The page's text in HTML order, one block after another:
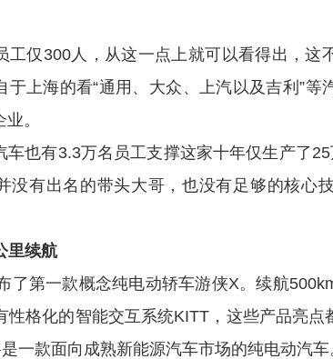
工仅300人，从这一点上就可以看得出，这
于上海的看“通用、大众、上汽以及吉利”等
。
车也有3.3万名员工支撑这家十年仅生产了
没有出名的带头大哥，也没有足够的核心
里续航
了第一款概念纯电动轿车游侠X。续航
性格化的智能交互系统KITT，这些产品亮
一款面向成熟新能源汽车市场的纯电动汽车